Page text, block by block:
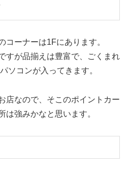
コーナーは1Fにあります。
すが品揃えは豊富で、ごくまれ
ソコンが入ってきます。
店なので、そこのポイントカー
は強みかなと思います。